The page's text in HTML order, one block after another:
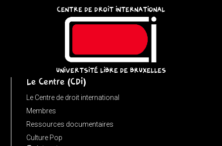
input
URL(input,
CENTRE DE DROIT INTERNATIONAL
UNIVERTSITÉ LIBRE DE BRUXELLES
Le Centre (CDI)
Le Centre de droit international
Membres
Ressources documentaires
Culture Pop